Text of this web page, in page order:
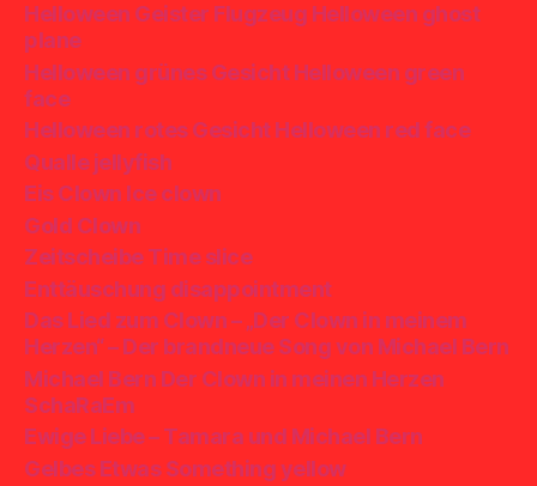
Helloween Geister Flugzeug Helloween ghost
plane
Helloween grünes Gesicht Helloween green
face
Helloween rotes Gesicht Helloween red face
Qualle jellyfish
Eis Clown Ice clown
Gold Clown
Zeitscheibe Time slice
Enttäuschung disappointment
Das Lied zum Clown – „Der Clown in meinem
Herzen“ – Der brandneue Song von Michael Bern
Michael Bern Der Clown in meinen Herzen
SchaRaEm
Ewige Liebe – Tamara und Michael Bern
Gelbes Etwas Something yellow